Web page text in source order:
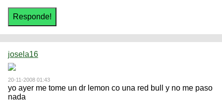
josela16
20-11-2008 01:43
yo ayer me tome un dr lemon co una red bull y no me paso
nada